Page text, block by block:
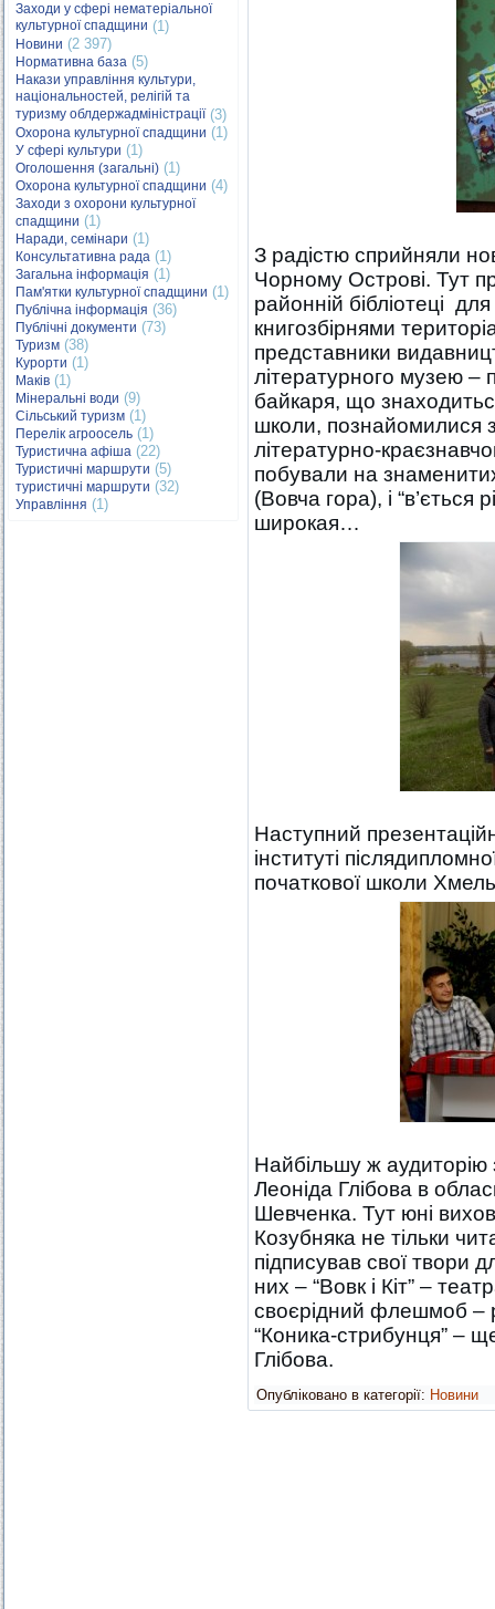
Заходи у сфері нематеріальної
культурної спадщини (1)
Новини (2 397)
Нормативна база (5)
Накази управління культури,
національностей, релігій та
туризму облдержадміністрації(3)
Охорона культурної спадщини (1)
У сфері культури (1)
Оголошення (загальні) (1)
Охорона культурної спадщини (4)
Заходи з охорони культурної
спадщини (1)
Наради, семінари (1)
Консультативна рада (1)
Загальна інформація (1)
Пам'ятки культурної спадщини (1)
Публічна інформація (36)
Публічні документи (73)
Туризм (38)
Курорти (1)
Маків (1)
Мінеральні води (9)
Сільський туризм (1)
Перелік агроосель (1)
Туристична афіша (22)
Туристичні маршрути (5)
туристичні маршрути (32)
Управління (1)
З радістю сприйняли
Чорному Острові. Тут
районній бібліотеці
книгозбірнями
представники
літературного музею –
байкаря, що
школи, познайомилися
літературно-
побували на
(Вовча гора), і “в’ється
широкая…
Наступний
інституті
початкової школи
Найбільшу ж аудиторію
Леоніда Глібова в
Шевченка. Тут юні
Козубняка не тільки
підписував свої твори
них – “Вовк і Кіт” –
своєрідний флешмоб –
“Коника-стрибунця” –
Глібова.
Опубліковано в категорії: Новини